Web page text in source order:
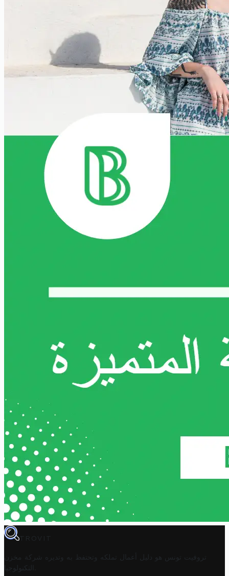
TROVIT
تروفيت تونس هو دليل أعمال تملكه وتحتفظ به وتديره
شركة مخزن
التكنولوجيا